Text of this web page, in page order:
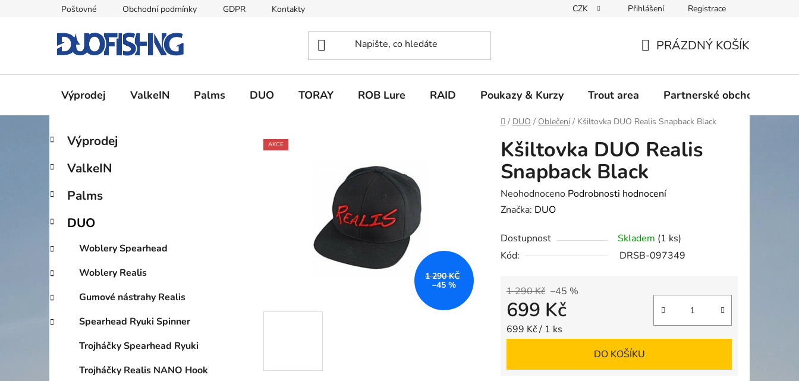
Poštovné Obchodní podmínky GDPR Kontakty CZK Přihlášení Registrace
KOŠÍK
PRÁZDNÝ KOŠÍK
Výprodej ValkeIN Palms DUO TORAY ROB Lure RAID Poukazy & Kurzy Trout area Partnerské obchody
Domů
/ DUO / Oblečení / Kšiltovka DUO Realis Snapback Black
P
s
r
n
n
í
p
n
e
Přeskočit
kategorie
K
a
e
o
i
Výprodej
ValkeIN
Palms
DUO
Woblery Spearhead
Woblery Realis
Gumové nástrahy Realis
Spearhead Ryuki Spinner
Trojháčky Spearhead Ryuki
Trojháčky Realis NANO Hook
Kšiltovka DUO Realis
Snapback Black
Průměrné
hodnocení
je
0,0
hvězdiček.
Neohodnoceno Podrobnosti hodnocení
Značka: DUO
Dostupnost Skladem (1 ks)
Kód:
DRSB-097349
1 290 Kč –45 %
699 Kč
Měrná cena:
699 Kč / 1 ks
DO KOŠÍKU
AKCE
1 290 KČ
–45 %